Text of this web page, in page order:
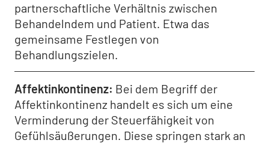
partnerschaftliche Verhältnis zwischen
Behandelndem und Patient. Etwa das
gemeinsame Festlegen von
Behandlungszielen.
Affektinkontinenz Bei dem Begriff der
Affektinkontinenz handelt es sich um eine
Verminderung der Steuerfähigkeit von
Gefühlsäußerungen. Diese springen stark an